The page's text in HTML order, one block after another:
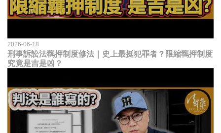
2026-06-18
刑事訴訟法羈押制度修法｜史上最挺犯罪者？限縮羈押制度
究竟是吉是凶？